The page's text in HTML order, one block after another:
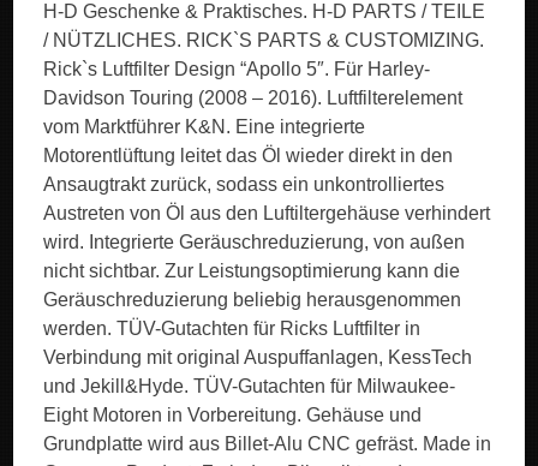
H-D Geschenke & Praktisches. H-D PARTS / TEILE
/ NÜTZLICHES. RICK`S PARTS & CUSTOMIZING.
Rick`s Luftfilter Design “Apollo 5″. Für Harley-
Davidson Touring (2008 – 2016). Luftfilterelement
vom Marktführer K&N. Eine integrierte
Motorentlüftung leitet das Öl wieder direkt in den
Ansaugtrakt zurück, sodass ein unkontrolliertes
Austreten von Öl aus den Luftiltergehäuse verhindert
wird. Integrierte Geräuschreduzierung, von außen
nicht sichtbar. Zur Leistungsoptimierung kann die
Geräuschreduzierung beliebig herausgenommen
werden. TÜV-Gutachten für Ricks Luftfilter in
Verbindung mit original Auspuffanlagen, KessTech
und Jekill&Hyde. TÜV-Gutachten für Milwaukee-
Eight Motoren in Vorbereitung. Gehäuse und
Grundplatte wird aus Billet-Alu CNC gefräst. Made in